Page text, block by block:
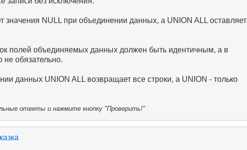
значения NULL при объединении данных, а UNION ALL оставляет
полей объединяемых данных должен быть идентичным, а в
не обязательно.
данных UNION ALL возвращает все строки, а UNION - только
ответы и нажмите кнопку "Проверить!"